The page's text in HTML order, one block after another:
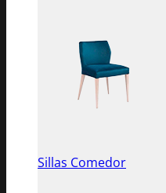
Sillas Comedor